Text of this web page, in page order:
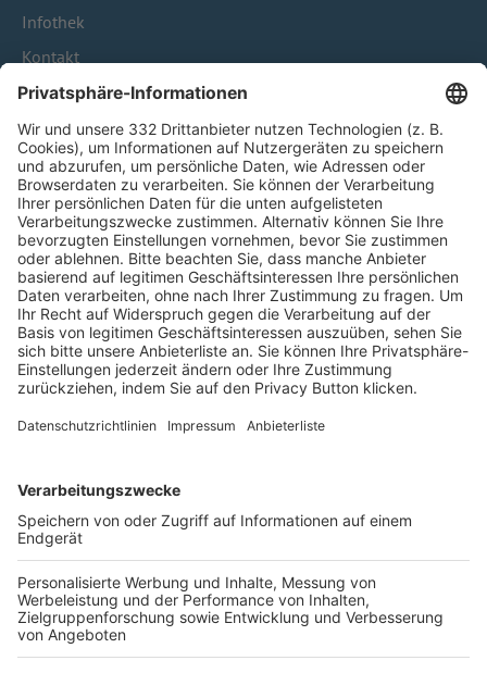
Infothek
Kontakt
HÄUFIG BESUCHTE SEITEN
Pässe und Vereinswechsel
Trainerausbildung
Schulungsangebot Vereinsmitarbeiter
BFV-Geschäftsstellen
Trainerbörse
Login SpielPlus
FOLGE DEM BFV
TOP-VEREINE
TOP-PARTNER